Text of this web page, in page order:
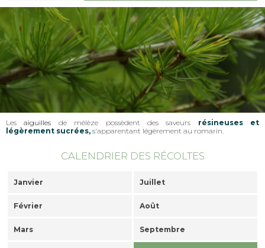
Lesaiguilles de mélèze possèdent des saveurs résineuses et
légèrement sucrées, s'apparentant légèrement au romarin.
CALENDRIER DES RÉCOLTES
Janvier Juillet
Février Août
Mars Septembre